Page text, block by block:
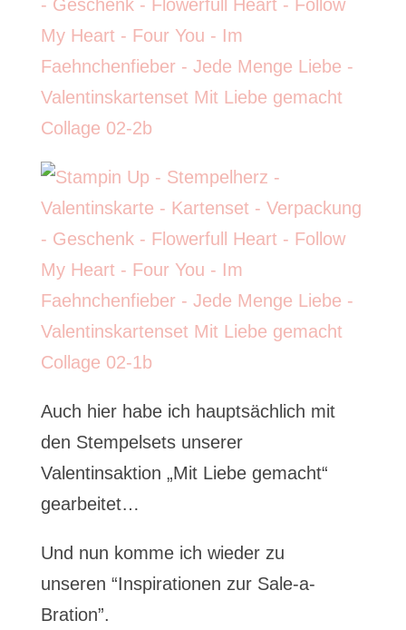
Auch hier habe ich hauptsächlich mit
den Stempelsets unserer
Valentinsaktion „Mit Liebe gemacht“
gearbeitet…
Und nun komme ich wieder zu
unseren “Inspirationen zur Sale-a-
Bration”.